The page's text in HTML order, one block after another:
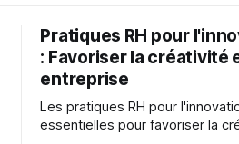
Pratiques RH pour
: Favoriser la créativité
entreprise
Les pratiques RH pour
essentielles pour favoriser la